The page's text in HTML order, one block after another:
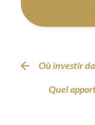
Où investir
Quel